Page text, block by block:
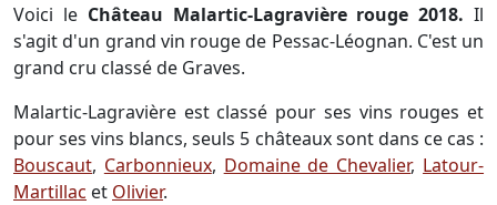
Voici le Château Malartic-Lagravière rouge 2018.Il
s'agit d'un grand vin rouge de Pessac-Léognan. C'est un
grand cru classé de Graves.
Malartic-Lagravière est classé pour ses vins rouges et
pour ses vins blancs, seuls 5 châteaux sont dans ce cas :
Bouscaut, Carbonnieux, Domaine de Chevalier, Latour-
Martillac et Olivier.